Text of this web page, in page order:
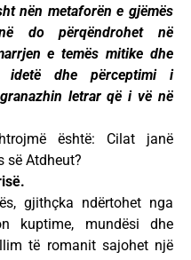
nën metaforën e gjëmës
do përqëndrohet në
e temës mitike dhe
idetë dhe përceptimi i
letrar që i vë në
është: Cilat janë
së Atdheut?
gjithçka ndërtohet nga
kuptime, mundësi dhe
të romanit sajohet një